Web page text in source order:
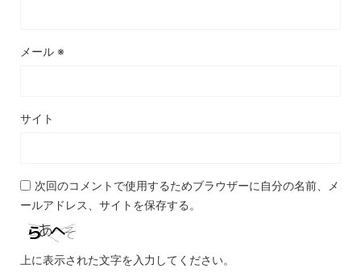
メール ※
サイト
次回のコメントで使用するためブラウザーに自分の名前、メ
ールアドレス、サイトを保存する。
上に表示された文字を入力してください。